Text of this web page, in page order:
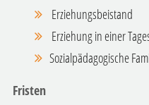
Erziehungsbeistand
Erziehung in einer
Sozialpädagogische
Fristen